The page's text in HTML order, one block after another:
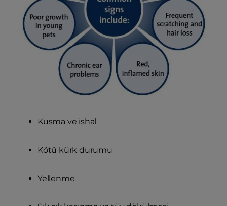
Kusma ve ishal
Kötü kürk durumu
Yellenme